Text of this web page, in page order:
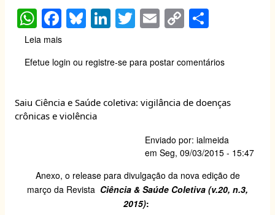
W
h
at
s
A
p
F
a
c
e
o
Bl
u
e
sk
y
Li
n
k
e
dI
n
T
wi
tt
er
E
m
ail
C
o
p
y
Li
n
k
ar
e
Leia mais
EP:
paciente.
Em
organizacional
Efetue login ou registre-se para postar comentários
Saiu Ciência e Saúde coletiva: vigilância de doenças
crônicas e violência
Enviado por: ialmeida
em Seg, 09/03/2015 - 15:47
Anexo, o release para divulgação da nova edição de
março da Revista Ciência & Saúde Coletiva (v.20, n.3,
2015):